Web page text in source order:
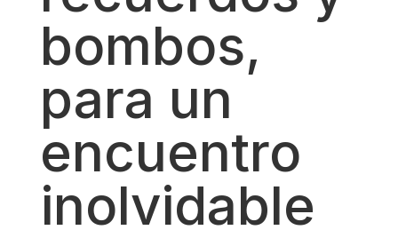
bombos,
para un
encuentro
inolvidable